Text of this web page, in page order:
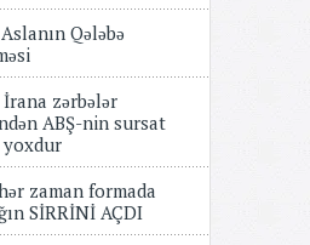
Qələbə
zərbələr
ABŞ-nin sursat
yoxdur
zaman formada
SİRRİNİ AÇDI